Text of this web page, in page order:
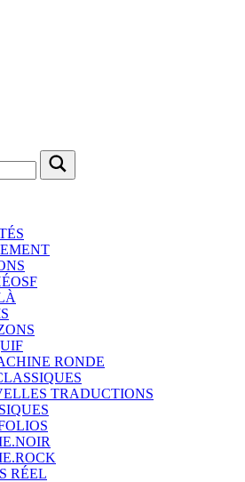
RONDE
TRADUCTIONS
RÉEL